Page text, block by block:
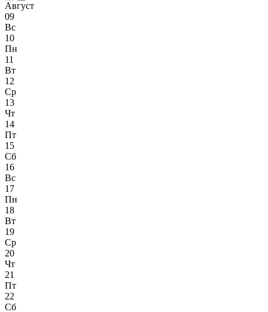
Август
09
Вс
10
Пн
11
Вт
12
Ср
13
Чт
14
Пт
15
Сб
16
Вс
17
Пн
18
Вт
19
Ср
20
Чт
21
Пт
22
Сб